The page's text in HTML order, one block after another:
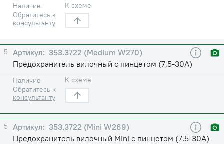
Наличие
Обратитесь к
консультанту
К схеме
5
353.3722 (Medium W270)
Предохранитель вилочный с пинцетом (7,5-30А)
Наличие
Обратитесь к
консультанту
К схеме
5
353.3722 (Mini W269)
Предохранитель вилочный Mini с пинцетом (7,5-30А)